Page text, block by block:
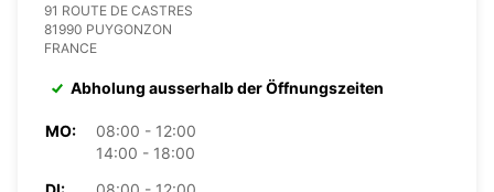
91 ROUTE DE CASTRES
81990 PUYGONZON
FRANCE
Abholung ausserhalb der Öffnungszeiten
MO:
08:00 - 12:00
14:00 - 18:00